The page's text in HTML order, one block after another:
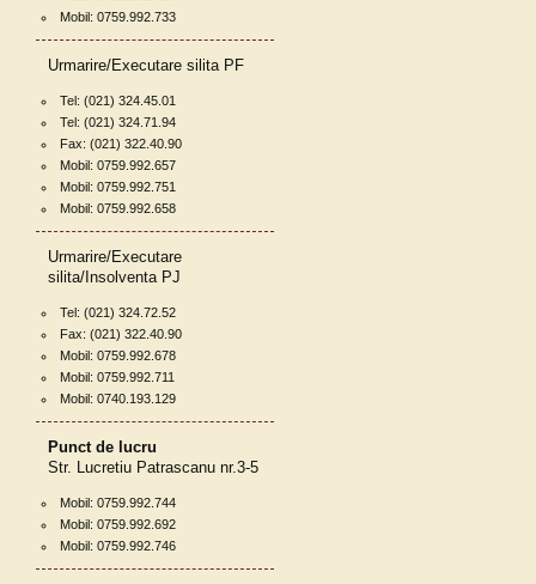
Mobil: 0759.992.733
Urmarire/Executare silita PF
Tel: (021) 324.45.01
Tel: (021) 324.71.94
Fax: (021) 322.40.90
Mobil: 0759.992.657
Mobil: 0759.992.751
Mobil: 0759.992.658
Urmarire/Executare
silita/Insolventa PJ
Tel: (021) 324.72.52
Fax: (021) 322.40.90
Mobil: 0759.992.678
Mobil: 0759.992.711
Mobil: 0740.193.129
Punct de lucru
Str. Lucretiu Patrascanu nr.3-5
Mobil: 0759.992.744
Mobil: 0759.992.692
Mobil: 0759.992.746